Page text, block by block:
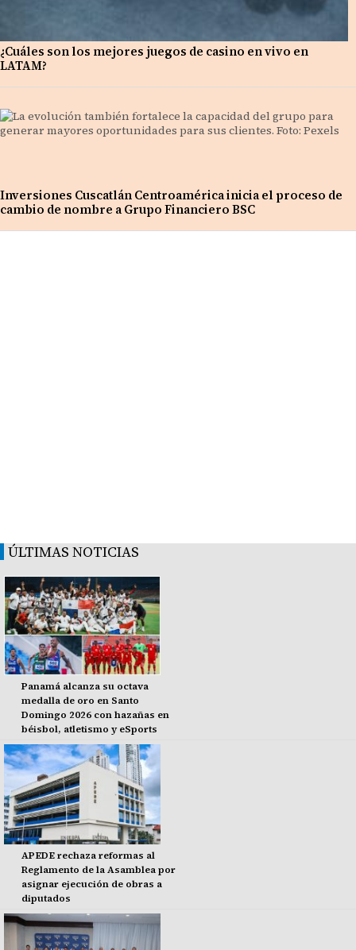
¿Cuáles son los mejores juegos de casino en vivo en
LATAM?
Inversiones Cuscatlán Centroamérica inicia el proceso de
cambio de nombre a Grupo Financiero BSC
ÚLTIMAS NOTICIAS
Panamá alcanza su octava
medalla de oro en Santo
Domingo 2026 con hazañas en
béisbol, atletismo y eSports
APEDE rechaza reformas al
Reglamento de la Asamblea por
asignar ejecución de obras a
diputados